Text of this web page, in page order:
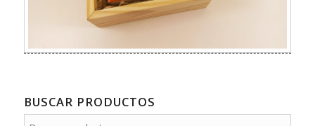
BUSCAR PRODUCTOS